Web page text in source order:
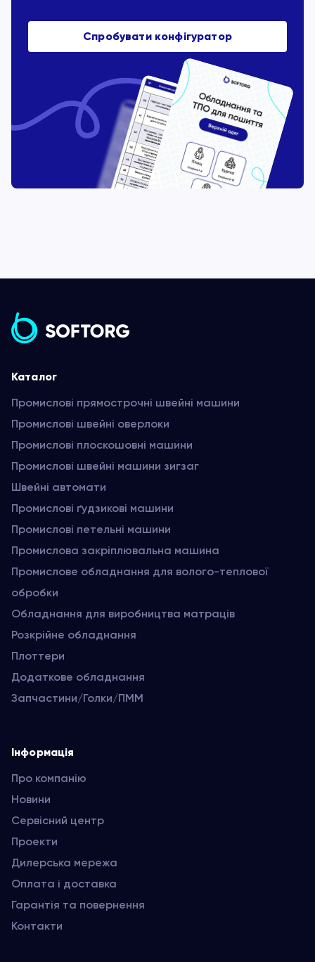
Спробувати конфігуратор
Каталог
Промислові прямострочні швейні машини
Промислові швейні оверлоки
Промислові плоскошовні машини
Промислові швейні машини зигзаг
Швейні автомати
Промислові ґудзикові машини
Промислові петельні машини
Промислова закріплювальна машина
Промислове обладнання для волого-теплової
обробки
Обладнання для виробництва матраців
Розкрійне обладнання
Плоттери
Додаткове обладнання
Запчастини/Голки/ПММ
Інформація
Про компанію
Новини
Сервісний центр
Проекти
Дилерська мережа
Оплата і доставка
Гарантія та повернення
Контакти